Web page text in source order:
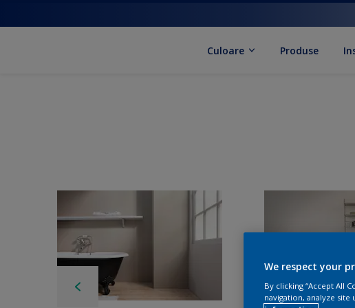
Culoare Produse
We respect your
By clicking “Accept All
navigation, analyze site